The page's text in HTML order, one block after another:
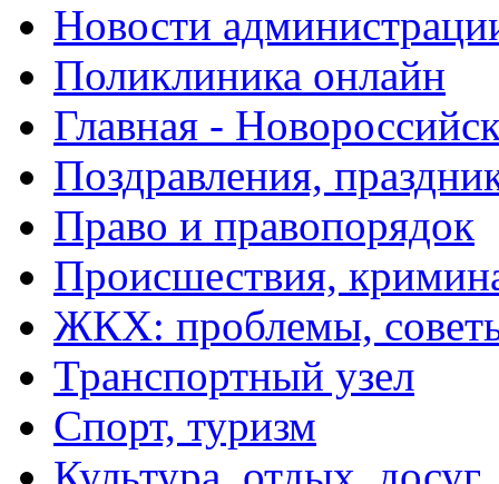
Новости
Поликлиника онлайн
Главная -
Поздравления,
Право и правопорядок
Происшествия,
ЖКХ: проблемы,
Транспортный узел
Спорт, туризм